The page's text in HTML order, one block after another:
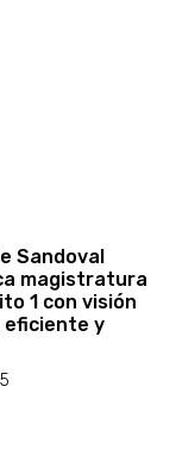
Sandoval
magistratura
1 con visión
eficiente y